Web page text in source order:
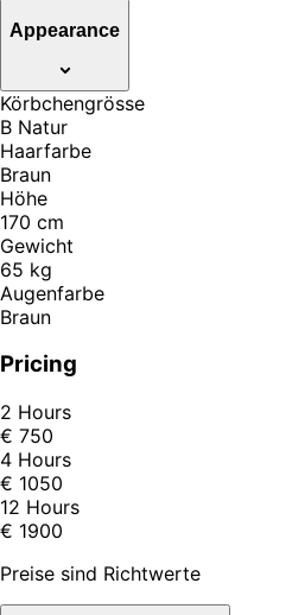
Appearance
Körbchengrösse
B Natur
Haarfarbe
Braun
Höhe
170 cm
Gewicht
65 kg
Augenfarbe
Braun
Pricing
2 Hours
€ 750
4 Hours
€ 1050
12 Hours
€ 1900
Preise sind Richtwerte